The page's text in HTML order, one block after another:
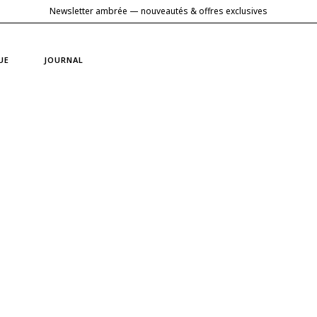
Newsletter ambrée — nouveautés & offres exclusives
JOURNAL